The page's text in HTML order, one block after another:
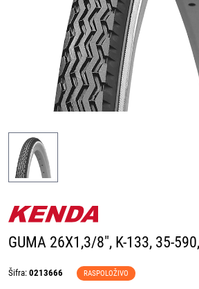
GUMA 26X1,3/8", K-133, 35-
Šifra: 0213666 RASPOLOŽIVO